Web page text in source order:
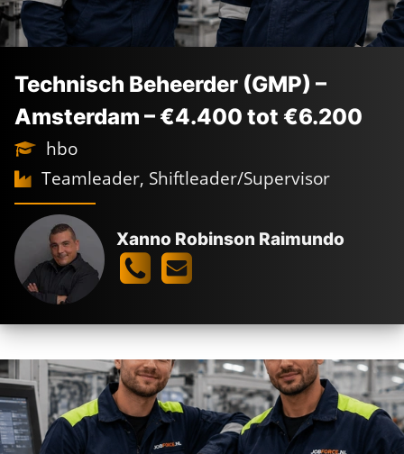
VACATURES
TEAMLEADER/SHIF
TLEADER/SUPERVIS
OR
De kracht achterjouw nieuwe baan
Technisch Beheerder (GMP) –
Amsterdam – €4.400 tot €6.200
hbo
Teamleader, Shiftleader/Supervisor
Xanno Robinson Raimundo